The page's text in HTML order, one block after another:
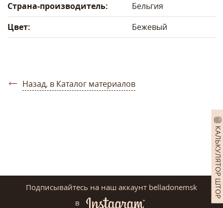
КАЛЬКУЛЯТОР ШТОР
Страна-производитель:
Бельгия
Цвет:
Бежевый
Назад, в Каталог материалов
Подписывайтесь на наш аккаунт belladonemsk
в